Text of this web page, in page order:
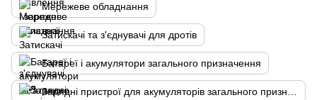
Мережеве обладнання
Затискачі та з'єднувачі для дротів
Батареї і акумулятори загального призначення